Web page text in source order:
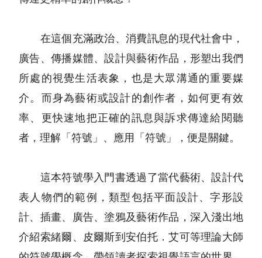
在這個充滿政治、消費訊息的現代社會中，
廣告、傳播媒體、設計與藝術作品，形塑出我們
所處的視覺生活表象，也是大眾溝通的重要媒
介。而身為藝術或設計的創作者，如何更有效
率、更快速地把正確的訊息與訴求傳達給閱聽
者，理解「符號」、應用「符號」，便是關鍵。
這本符號學入門書透過了當代藝術、設計代
表人物們的範例，類型包括平面設計、字形設
計、插畫、廣告、塗鴉及藝術作品，深入淺出地
介紹索緒爾、皮爾斯到安伯托．艾可等理論大師